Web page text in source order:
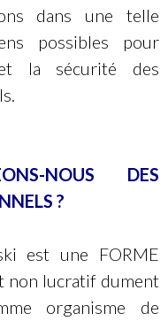
dans une telle
possibles pour
la sécurité des
NOUS DES
?
est une FORME
non lucratif dument
organisme de